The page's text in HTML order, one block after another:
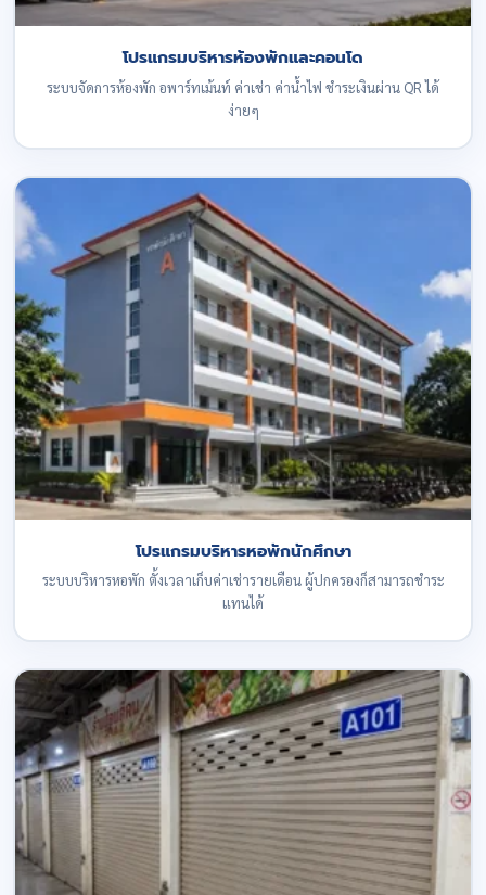
โปรแกรมบริหารห้องพักและคอนโด
ระบบจัดการห้องพัก อพาร์ทเม้นท์ ค่าเช่า ค่าน้ำไฟ ชำระเงินผ่าน QR ได้
ง่ายๆ
โปรแกรมบริหารหอพักนักศึกษา
ระบบบริหารหอพัก ตั้งเวลาเก็บค่าเช่ารายเดือน ผู้ปกครองก็สามารถชำระ
แทนได้